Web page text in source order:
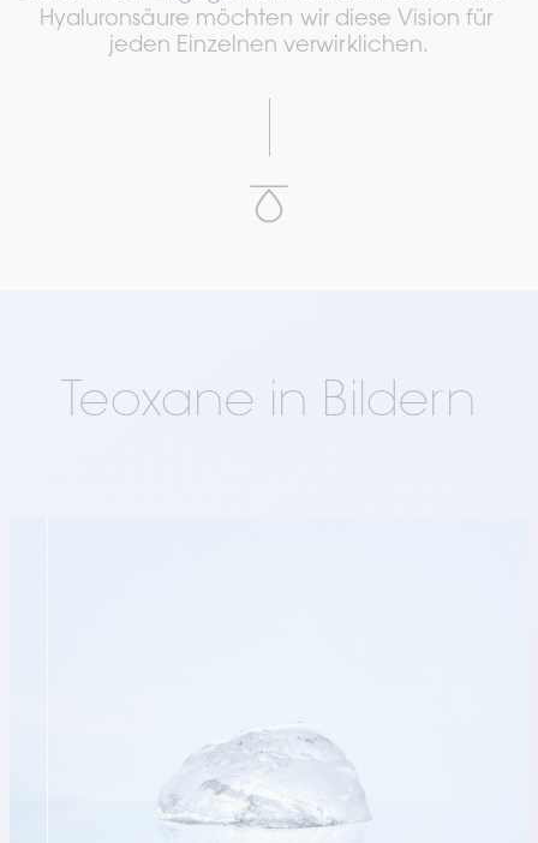
Hyaluronsäure möchten wir diese Vision für
jeden Einzelnen verwirklichen.
Teoxane in Bildern